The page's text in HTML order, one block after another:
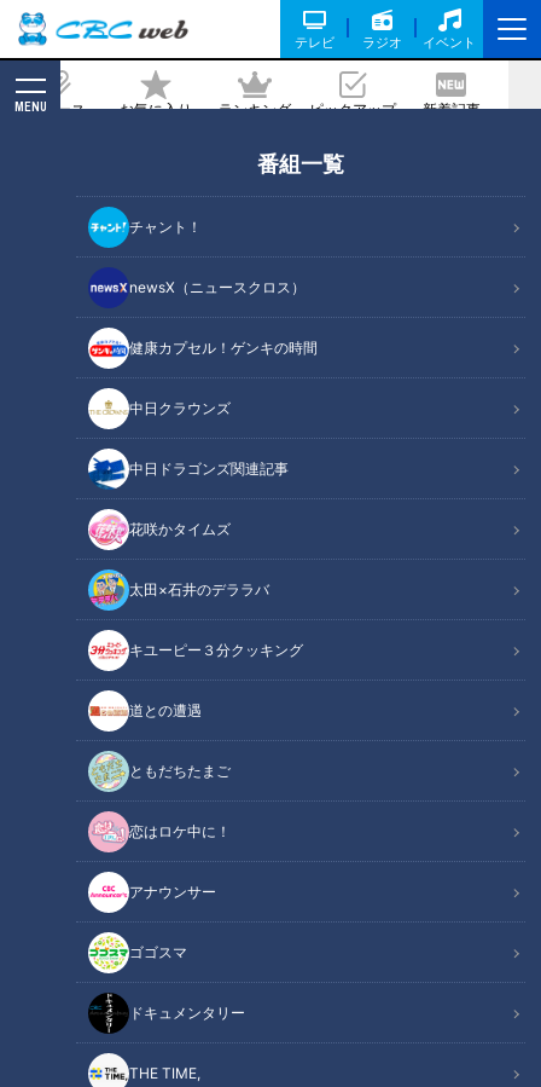
テレビ ラジオ イベント
ニュース お気に入り ランキング ピックアップ 新着記事
MENU
番組一覧
チャント！
newsX（ニュースクロス）
健康カプセル！ゲンキの時間
中日クラウンズ
中日ドラゴンズ関連記事
花咲かタイムズ
太田×石井のデララバ
キユーピー３分クッキング
道との遭遇
ともだちたまご
恋はロケ中に！
アナウンサー
ゴゴスマ
ドキュメンタリー
THE TIME,
ンネル第五弾 愛知の子だくさんファミ
リー 衝撃の夏ＳＰ（前編）
記事に戻る
【期間限定再配信】地上波版大家族チャンネル第五弾 愛知の子だくさ
んファミリー 衝撃の夏ＳＰ（前編）
この記事の画像
記事に戻る
この記事を見たあなたへのおすすめ